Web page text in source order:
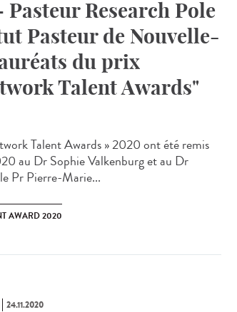
Research Pole
Pasteur de Nouvelle-
du prix
Talent Awards"
Talent Awards » 2020 ont été remis
au Dr Sophie Valkenburg et au Dr
Pr Pierre-Marie...
AWARD 2020
24.11.2020